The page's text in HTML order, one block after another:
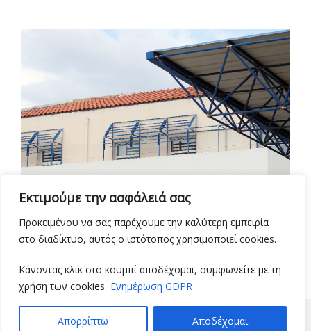
Εκτιμούμε την ασφάλειά σας
Προκειμένου να σας παρέχουμε την καλύτερη εμπειρία
στο διαδίκτυο, αυτός ο ιστότοπος χρησιμοποιεί cookies.
Κάνοντας κλικ στο κουμπί αποδέχομαι, συμφωνείτε με τη
χρήση των cookies. Ενημέρωση GDPR
Απορρίπτω Αποδέχομαι